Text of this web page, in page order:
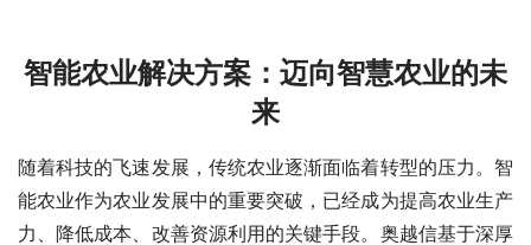
智能农业解决方案：迈向智慧农业的未
来
随着科技的飞速发展，传统农业逐渐面临着转型的压力。智
能农业作为农业发展中的重要突破，已经成为提高农业生产
力、降低成本、改善资源利用的关键手段。奥越信基于深厚